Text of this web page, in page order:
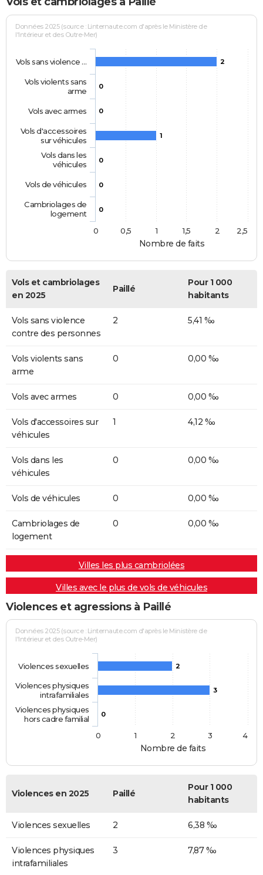
Nombre de faits
Données 2025 (source : Linternaute.com d'après le Ministère de
l'Intérieur et des Outre-Mer)
2
0
0
1
0
0
0
Vols sans violence …
Vols violents sans
arme
Vols avec armes
Vols d'accessoires
sur véhicules
Vols dans les
véhicules
Vols de véhicules
Cambriolages de
logement
0
0,5 1 1,5 2 2,5
Vols et cambriolages
en 2025
Paillé
Pour 1 000
habitants
Vols sans violence
contre des personnes
2 5,41 ‰
Vols violents sans
arme
0 0,00 ‰
Vols avec armes 0 0,00 ‰
Vols d'accessoires sur
véhicules
1 4,12 ‰
Vols dans les
véhicules
0 0,00 ‰
Vols de véhicules 0 0,00 ‰
Cambriolages de
logement
0 0,00 ‰
Villes les plus cambriolées
Villes avec le plus de vols de véhicules
Violences et agressions à Paillé
Nombre de faits
Données 2025 (source : Linternaute.com d'après le Ministère de
l'Intérieur et des Outre-Mer)
2
3
0
Violences sexuelles
Violences physiques
intrafamiliales
Violences physiques
hors cadre familial
0
1 2 3 4
Violences en 2025 Paillé
Pour 1 000
habitants
Violences sexuelles 2 6,38 ‰
Violences physiques
intrafamiliales
3 7,87 ‰